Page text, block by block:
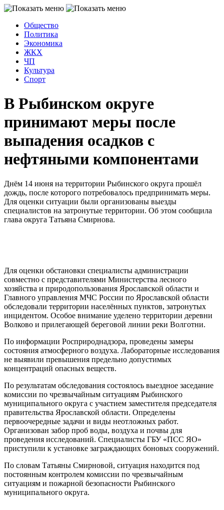
Общество
Политика
Экономика
ЖКХ
ЧП
Культура
Спорт
В Рыбинском округе
принимают меры после
выпадения осадков с
нефтяными компонентами
Днём 14 июня на территории Рыбинского округа прошёл
дождь, после которого потребовалось предпринимать меры.
Для оценки ситуации были организованы выезды
специалистов на затронутые территории. Об этом сообщила
глава округа Татьяна Смирнова.
Для оценки обстановки специалисты администрации
совместно с представителями Министерства лесного
хозяйства и природопользования Ярославской области и
Главного управления МЧС России по Ярославской области
обследовали территории населённых пунктов, затронутых
инцидентом. Особое внимание уделено территории деревни
Волково и прилегающей береговой линии реки Волготни.
По информации Росприроднадзора, проведены замеры
состояния атмосферного воздуха. Лабораторные исследования
не выявили превышения предельно допустимых
концентраций опасных веществ.
По результатам обследования состоялось выездное заседание
комиссии по чрезвычайным ситуациям Рыбинского
муниципального округа с участием заместителя председателя
правительства Ярославской области. Определены
первоочередные задачи и виды неотложных работ.
Организован забор проб воды, воздуха и почвы для
проведения исследований. Специалисты ГБУ «ПСС ЯО»
приступили к установке заграждающих боновых сооружений.
По словам Татьяны Смирновой, ситуация находится под
постоянным контролем комиссии по чрезвычайным
ситуациям и пожарной безопасности Рыбинского
муниципального округа.